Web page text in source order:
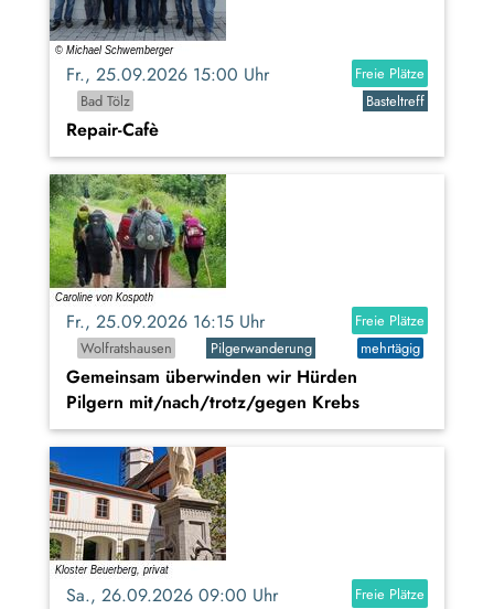
Fr., 25.09.2026 15:00 Uhr
Freie Plätze
Bad Tölz
Basteltreff
Repair-Cafè
Fr., 25.09.2026 16:15 Uhr
Freie Plätze
Wolfratshausen
Pilgerwanderung mehrtägig
Gemeinsam überwinden wir Hürden
Pilgern mit/nach/trotz/gegen Krebs
Sa., 26.09.2026 09:00 Uhr
Freie Plätze